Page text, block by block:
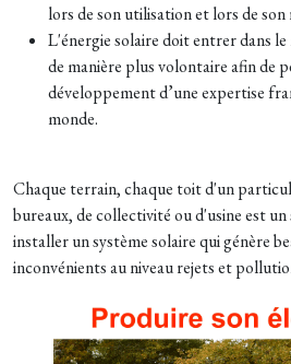
lors de son utilisation et lors de son
L'énergie solaire doit entrer dans
de manière plus volontaire afin de
développement d’une expertise
monde.
Chaque terrain, chaque toit d'un
bureaux, de collectivité ou d'usine est
installer un système solaire qui génère
inconvénients au niveau rejets et